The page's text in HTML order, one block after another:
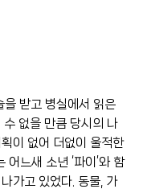
받고 병실에서 읽은
없을 만큼 당시의 나
이 없어 더없이 울적한
느새 소년 ‘파이’와 함
가고 있었다. 동물, 가